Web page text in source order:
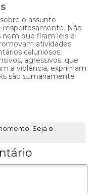
o assunto
respeitosamente. Não
que firam leis e
atividades
caluniosos,
agressivos, que
a violência, exprimam
são sumariamente
Seja o